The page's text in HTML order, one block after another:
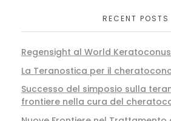
RECENT POSTS
Regensight al World
La Teranostica per il
Successo del simposio sulla
frontiere nella cura del